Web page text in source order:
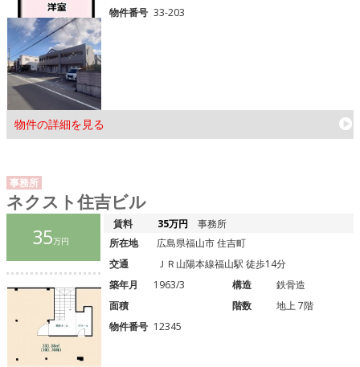
物件の詳細を見る
物件番号 33-203
事務所
ネクスト住吉ビル
35万円
賃料 35万円
事務所
所在地
広島県福山市 住吉町
交通
ＪＲ山陽本線福山駅 徒歩14分
築年月
1963/3 構造
鉄骨造
面積
階数
地上 7階
物件番号 12345